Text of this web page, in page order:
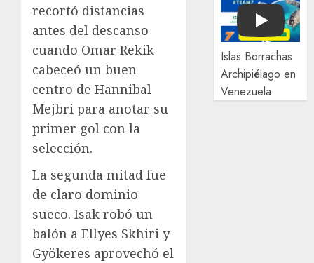
recortó distancias
antes del descanso
cuando Omar Rekik
cabeceó un buen
centro de Hannibal
Mejbri para anotar su
primer gol con la
selección.
La segunda mitad fue
de claro dominio
sueco. Isak robó un
balón a Ellyes Skhiri y
Gyökeres aprovechó el
Play
Islas Borrachas
Archipiélago en
Venezuela